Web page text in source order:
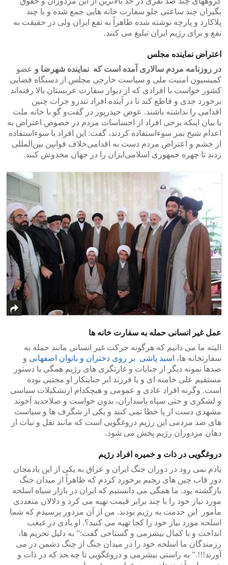
بگیران چند ساعتی جلو سفارت خانه هایی جمع شده و با چند
پلاکارد و پارچه نوشته شده ظاهراً به نفع ایران ولی در حقیقت به
نفع و برای رژیم ایران تبلیغ می کنند.
اعتراض نماینده مجلس
در روزنامه مردم سالاری آمده است که نماینده شهرضا و عضو
کمیسیون امنیت ملی و سیاست خارجی مجلس از دستگاه قضایی
کشور خواست با افرادی که از دیوار سفارت عربستان بالا رفته‌اند
برخورد جدی و قاطع کند تا در آینده افراد تندرو جرات چنین
اقدامی‌ را نداشته باشند. عوض حیدرپور در گفت‌و ‌گو با خانه‌ ملت
با بیان اینکه برخی افراد از احساسات مردم در خصوص اعتراض به
اعدام شیخ نمر سوء‌استفاده کردند، گفت: این افراد با سوء‌استفاده
از خشم و اعتراض مردم دست به اقدامی‌خلاف قوانین بین‌المللی
زدند تا چهره جمهوری اسلامی‌ایران را در جهان مخدوش کنند.
عمل غیر انسانی حمله به سفارت خانه ها
البته ما می دانیم که هرگونه حرکت غیر انسانی مانند حمله به
سفارتخانه ها، اسید پاشی بر روی دختران و بانوان اصفهانی و
صدها نمونه دیگر از جنایات و غارتگری های رژیم همگی با دستور
مستقیم علی خامنه ای و یا فرزند ابر جنایتکار او مجتبی بوده
است. وگرنه افراد عادی و عمومی و هیچکدام ازتشکیلات سیاسی
و لشکری و حتی سپاه پاسداران، بدون خواست و صلاحدید آخوند
مشهدی دست از پا خطا نمی کنند و یکی از شگرف ها و سیاست
های ضد مردمی این رژیم دروغگویی است که مانند نقل و نبات از
دهان مزدوران رژیم پخش می شود.
دروغگویی در ذات و خمیره افراد رژیم
یادم نمی رود در دوران جنگ ایران و عراق به یکی از این بادمجان
دور قاب چین های ر‍جیم برخورد کردم که ظاهراً از میدان جنگ
بازگشته بود. ما همگی می دانستیم که ایران در بازار سیاه اسلحه
مورد نیاز خود را با چند برابر قیمت تهیه می کرد و دلالان متعددی
مأمور این خدمت به رژیم بودند. من از آن مزدور پرسیدم که شما
اسلحه مورد نیاز خود را کجا تهیه می کنید؟. او بادی در غبغب
انداخت و با کمال بیشرمی و گستاخی گفت:” به دلیل تحریم ها،
رزمندگان ما اسلحه خود را در میدان جنگ از چنگ دشمن در می
آورند!!!.” به راستی بیشرمی و دروغگویی تا چه ‍‍‍حد که در ذات و